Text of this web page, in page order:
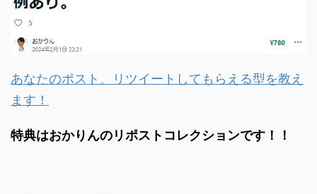
あなたのポスト、リツイートしてもらえる型を教え
ます！
特典はおかりんのリポストコレクションです！！